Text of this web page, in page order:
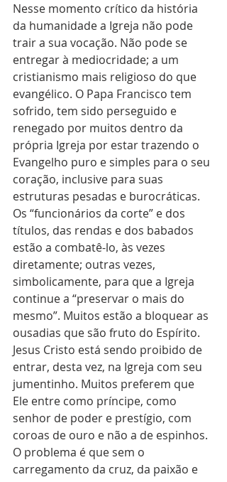
Nesse momento crítico da história
da humanidade a Igreja não pode
trair a sua vocação. Não pode se
entregar à mediocridade; a um
cristianismo mais religioso do que
evangélico. O Papa Francisco tem
sofrido, tem sido perseguido e
renegado por muitos dentro da
própria Igreja por estar trazendo o
Evangelho puro e simples para o seu
coração, inclusive para suas
estruturas pesadas e burocráticas.
Os “funcionários da corte” e dos
títulos, das rendas e dos babados
estão a combatê-lo, às vezes
diretamente; outras vezes,
simbolicamente, para que a Igreja
continue a “preservar o mais do
mesmo”. Muitos estão a bloquear as
ousadias que são fruto do Espírito.
Jesus Cristo está sendo proibido de
entrar, desta vez, na Igreja com seu
jumentinho. Muitos preferem que
Ele entre como príncipe, como
senhor de poder e prestígio, com
coroas de ouro e não a de espinhos.
O problema é que sem o
carregamento da cruz, da paixão e